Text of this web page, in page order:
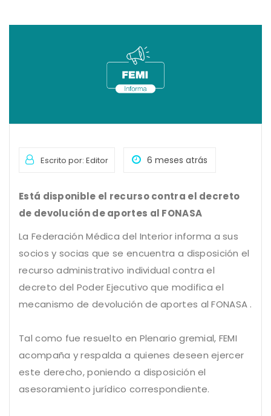
Escrito por: Editor 6 meses atrás
Está disponible el recurso contra el decreto
de devolución de aportes al FONASA
La Federación Médica del Interior informa a sus
socios y socias que se encuentra a disposición el
recurso administrativo individual contra el
decreto del Poder Ejecutivo que modifica el
mecanismo de devolución de aportes al FONASA .
Tal como fue resuelto en Plenario gremial, FEMI
acompaña y respalda a quienes deseen ejercer
este derecho, poniendo a disposición el
asesoramiento jurídico correspondiente.